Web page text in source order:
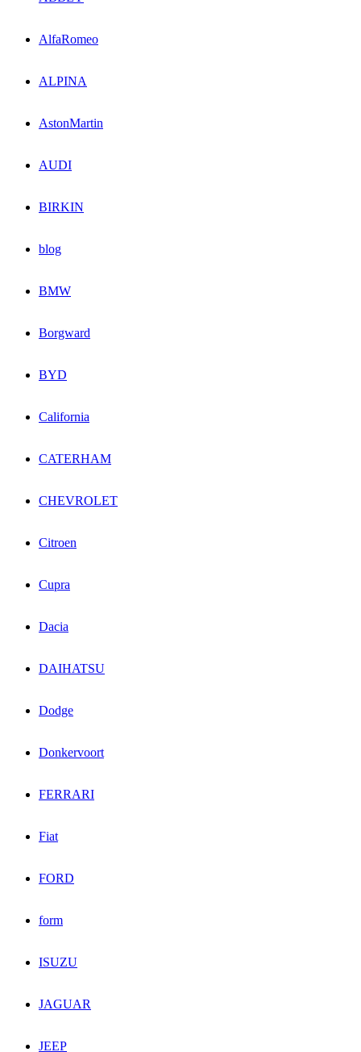
AlfaRomeo
ALPINA
AstonMartin
AUDI
BIRKIN
blog
BMW
Borgward
BYD
California
CATERHAM
CHEVROLET
Citroen
Cupra
Dacia
DAIHATSU
Dodge
Donkervoort
FERRARI
Fiat
FORD
form
ISUZU
JAGUAR
JEEP